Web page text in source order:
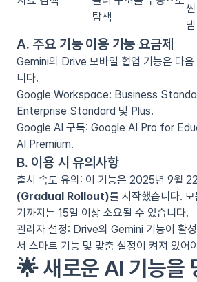
탐색
냄
A. 주요 기능 이용 가능 요금제
Gemini의 Drive 모바일 협업 기능은 다음
니다.
Google Workspace: Business
Enterprise Standard 및 Plus.
Google AI 구독: Google AI Pro for
AI Premium.
B. 이용 시 유의사항
출시 속도 유의: 이 기능은 2025년 9월
(Gradual Rollout)를 시작했습니다.
기까지는 15일 이상 소요될 수 있습니다.
관리자 설정: Drive의 Gemini 기능이 활
서 스마트 기능 및 맞춤 설정이 켜져 있어
🌟 새로운 AI 기능을